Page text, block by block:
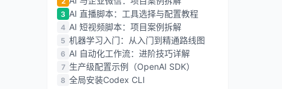
3 AI 直播脚本：工具选择与配置教程
4 AI 短视频脚本：项目案例拆解
5 机器学习入门：从入门到精通路线图
6 AI 自动化工作流：进阶技巧详解
7 生产级配置示例（OpenAI SDK）
8 全局安装Codex CLI